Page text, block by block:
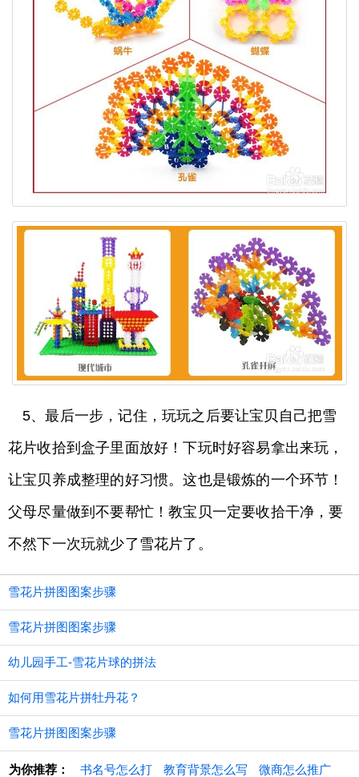
5、最后一步，记住，玩玩之后要让宝贝自己把雪
花片收拾到盒子里面放好！下玩时好容易拿出来玩，
让宝贝养成整理的好习惯。这也是锻炼的一个环节！
父母尽量做到不要帮忙！教宝贝一定要收拾干净，要
不然下一次玩就少了雪花片了。
雪花片拼图图案步骤
雪花片拼图图案步骤
幼儿园手工-雪花片球的拼法
如何用雪花片拼牡丹花？
雪花片拼图图案步骤
为你推荐： 书名号怎么打 教育背景怎么写 微商怎么推广